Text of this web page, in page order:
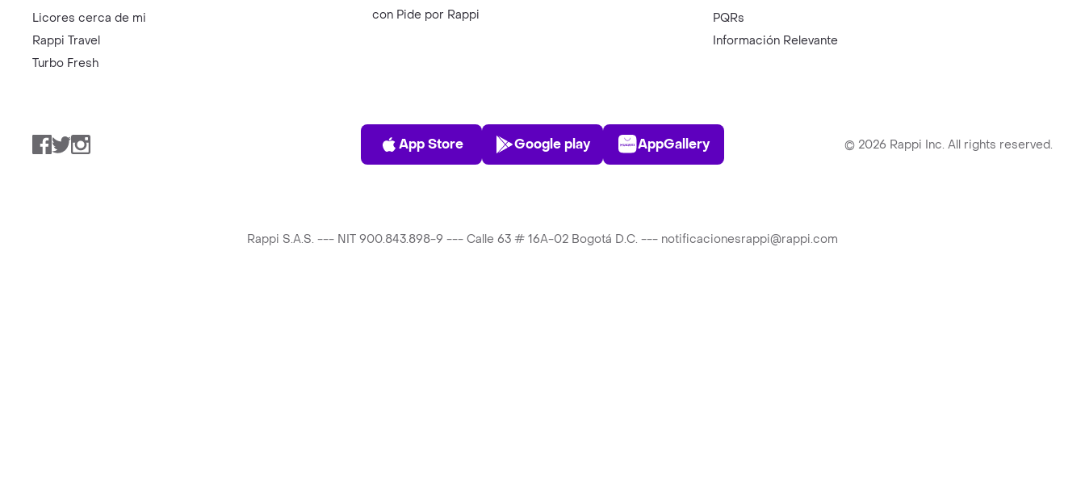
Licores cerca de mi
Rappi Travel
Turbo Fresh
con Pide por Rappi
PQRs
Información Relevante
Facebook
TwitterInstagram
App Store
App Store
Play Store
Google play
AppGallery
AppGallery © 2026 Rappi Inc. All rights reserved.
Rappi S.A.S. --- NIT 900.843.898-9 --- Calle 63 # 16A-02 Bogotá D.C. --- notificacionesrappi@rappi.com